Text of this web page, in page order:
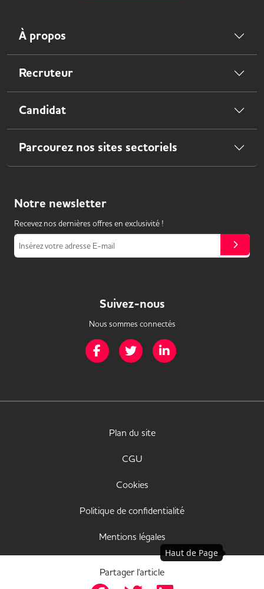
Partager l'article
À propos
Recruteur
Candidat
Parcourez nos sites sectoriels
Notre newsletter
Recevez nos dernières offres en exclusivité !
Insérez votre adresse E-mail
Suivez-nous
Nous sommes connectés
Page Facebook de Mission Handicap
Page Twitter de Mission Handicap
Plan du site
CGU
Cookies
Politique de confidentialité
Mentions légales
Déclaration d'accessibilité
Haut de Page